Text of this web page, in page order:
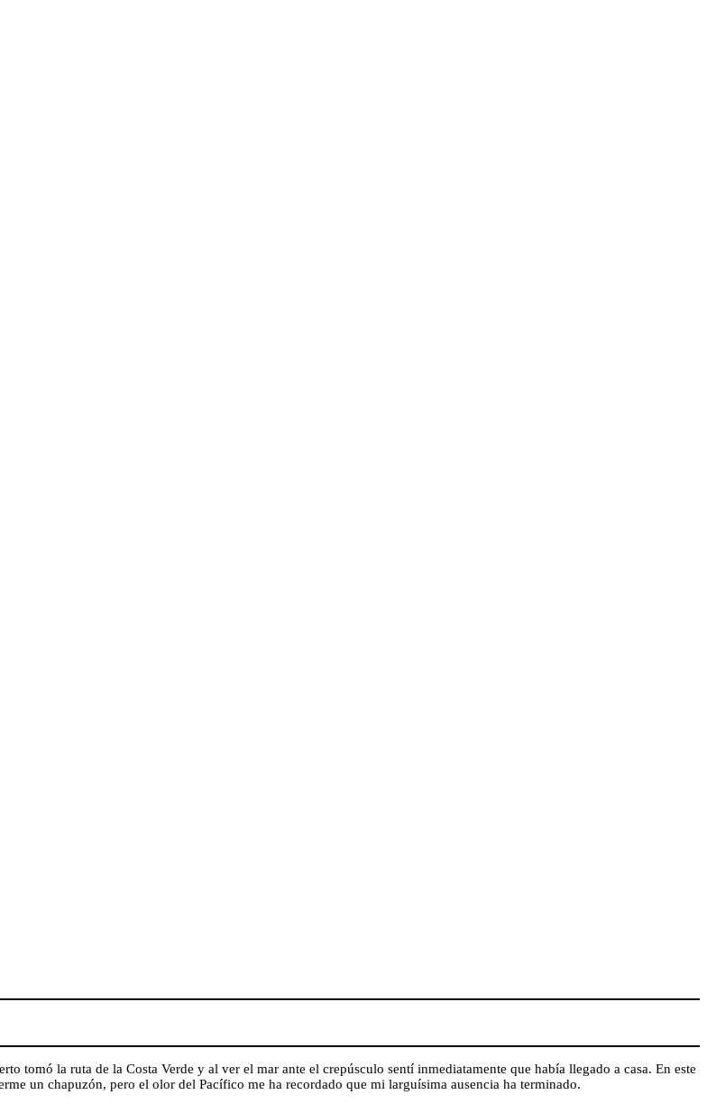
tomó la ruta de la Costa Verde y al ver el mar ante el crepúsculo sentí inmediatamente que había llegado a casa. En este
un chapuzón, pero el olor del Pacífico me ha recordado que mi larguísima ausencia ha terminado.